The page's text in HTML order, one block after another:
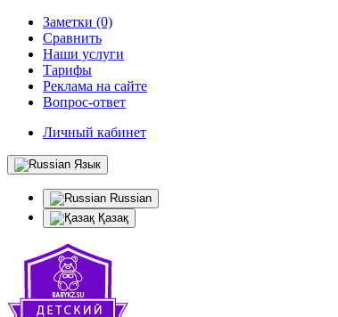
Заметки (0)
Сравнить
Наши услуги
Тарифы
Реклама на сайте
Вопрос-ответ
Личный кабинет
Язык
Russian
Қазақ